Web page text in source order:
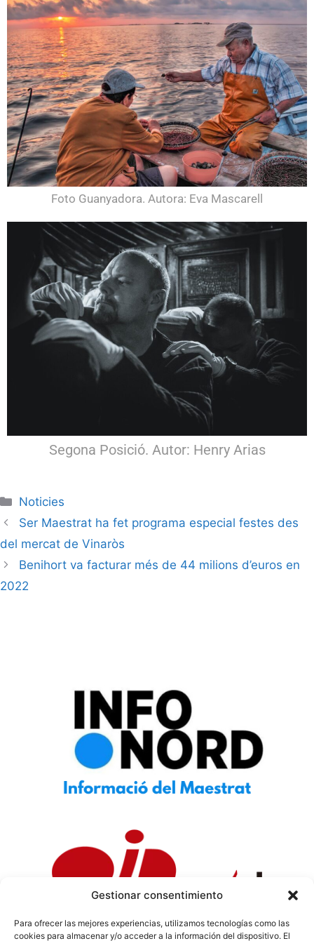
Gestionar consentimiento
Para ofrecer las mejores experiencias, utilizamos tecnologías como las
cookies para almacenar y/o acceder a la información del dispositivo. El
Foto Guanyadora. Autora: Eva Mascarell
Segona Posició. Autor: Henry Arias
Noticies
Ser Maestrat ha fet programa especial festes des
del mercat de Vinaròs
Benihort va facturar més de 44 milions d’euros en
2022